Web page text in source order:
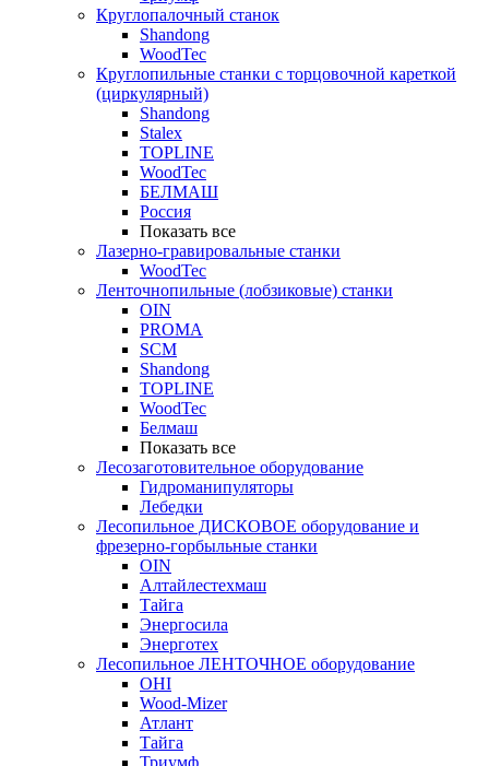
Круглопалочный станок
Shandong
WoodTec
Круглопильные станки с торцовочной кареткой
(циркулярный)
Shandong
Stalex
TOPLINE
WoodTec
БЕЛМАШ
Россия
Показать все
Лазерно-гравировальные станки
WoodTec
Ленточнопильные (лобзиковые) станки
OIN
PROMA
SCM
Shandong
TOPLINE
WoodTec
Белмаш
Показать все
Лесозаготовительное оборудование
Гидроманипуляторы
Лебедки
Лесопильное ДИСКОВОЕ оборудование и
фрезерно-горбыльные станки
OIN
Алтайлестехмаш
Тайга
Энергосила
Энерготех
Лесопильное ЛЕНТОЧНОЕ оборудование
OHI
Wood-Mizer
Атлант
Тайга